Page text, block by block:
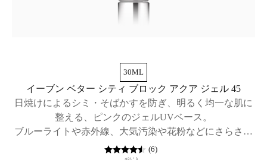
30ML
イーブン ベター シティ ブロック アクア ジェル 45
日焼けによるシミ・そばかすを防ぎ、明るく均一な肌に
整える、ピンクのジェルUVベース。
ブルーライトや赤外線、大気汚染や花粉などにさらされ
た素肌を守る、日焼け止め兼メーク下地。SPF45 / PA+++
(6)